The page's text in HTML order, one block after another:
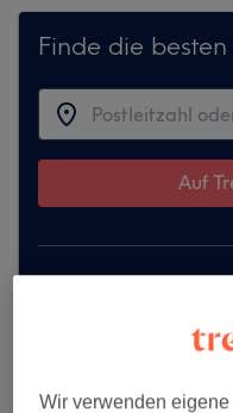
Finde die
Auf
Wir verwenden